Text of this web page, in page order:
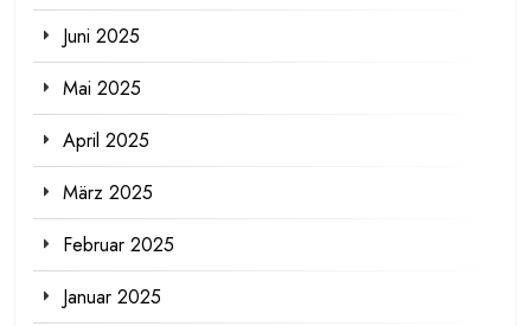
Juni 2025
Mai 2025
April 2025
März 2025
Februar 2025
Januar 2025